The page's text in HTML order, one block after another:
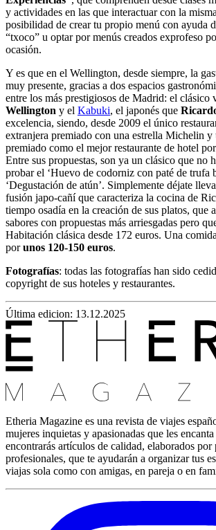
y actividades en las que interactuar con la
posibilidad de crear tu propio menú con ayuda
“txoco” u optar por menús creados exprofeso
ocasión.
Y es que en el Wellington, desde siempre, la
muy presente, gracias a dos espacios
entre los más prestigiosos de Madrid: el clásico
Wellington y el Kabuki, el japonés que
excelencia, siendo, desde 2009 el único
extranjera premiado con una estrella Michelin y
premiado como el mejor restaurante de hotel
Entre sus propuestas, son ya un clásico que no
probar el ‘Huevo de codorniz con paté de trufa
‘Degustación de atún’. Simplemente déjate
fusión japo-cañí que caracteriza la cocina de
tiempo osadía en la creación de sus platos, que
sabores con propuestas más arriesgadas pero
Habitación clásica desde 172 euros. Una
porunos 120-150 euros.
Fotografías: todas las fotografías han sido
copyright de sus hoteles y restaurantes.
Última edicion: 13.12.2025
Etheria Magazine es una revista de viajes
mujeres inquietas y apasionadas que les
encontrarás artículos de calidad, elaborados por
profesionales, que te ayudarán a organizar tus
viajas sola como con amigas, en pareja o en